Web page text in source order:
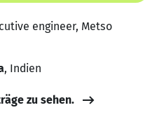
engineer, Metso
, Indien
zu sehen.